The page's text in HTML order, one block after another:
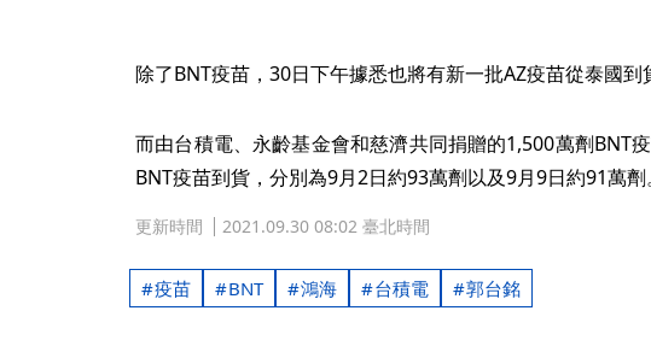
除了BNT疫苗，30日下午據悉也將有新一批AZ疫苗從泰國到
而由台積電、永齡基金會和慈濟共同捐贈的1,500萬劑BNT
BNT疫苗到貨，分別為9月2日約93萬劑以及9月9日約91萬劑。
更新時間 2021.09.30 08:02 臺北時間
疫苗 BNT 鴻海 台積電 郭台銘